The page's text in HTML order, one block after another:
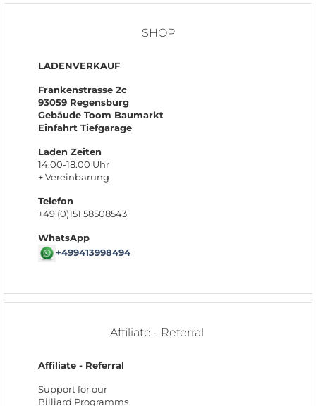
SHOP
LADENVERKAUF
Frankenstrasse 2c
93059 Regensburg
Gebäude Toom Baumarkt
Einfahrt Tiefgarage
Laden Zeiten
14.00-18.00 Uhr
+ Vereinbarung
Telefon
+49 (0)151 58508543
WhatsApp
+499413998494
Affiliate - Referral
Affiliate - Referral
Support for our
Billiard Programms